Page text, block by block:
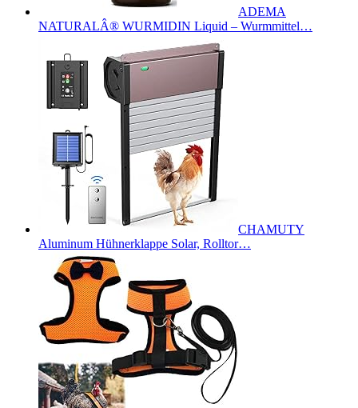
ADEMA
NATURALÂ® WURMIDIN Liquid – Wurmmittel…
CHAMUTY
Aluminum Hühnerklappe Solar, Rolltor…